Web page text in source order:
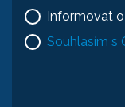
Informovat
Souhlasím s